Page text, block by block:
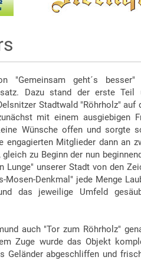
"Gemeinsam geht´s
Dazu stand der erste Teil
Stadtwald "Röhrholz" auf
mit einem ausgiebigen
Wünsche offen und sorgte
engagierten Mitglieder dann an
zu Beginn der nun
Lunge" unserer Stadt von den
Denkmal" jede Menge
das jeweilige Umfeld
auch "Tor zum Röhrholz"
Zuge wurde das Objekt
Geländer abgeschliffen und